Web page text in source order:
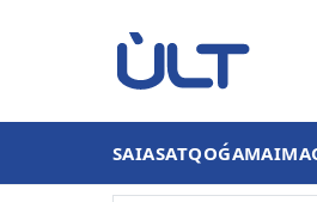
SAIASATQOǴAM